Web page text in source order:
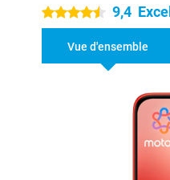
4.5 étoiles 9,4
Vue d'ensemble